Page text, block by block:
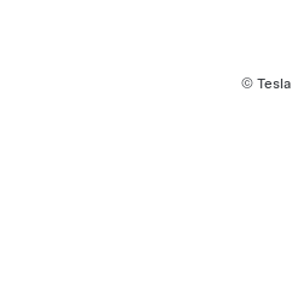
© Tesla